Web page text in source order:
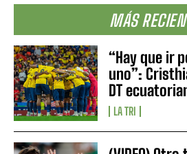
MÁS
“Hay que ir
uno”:
DT
LA TRI